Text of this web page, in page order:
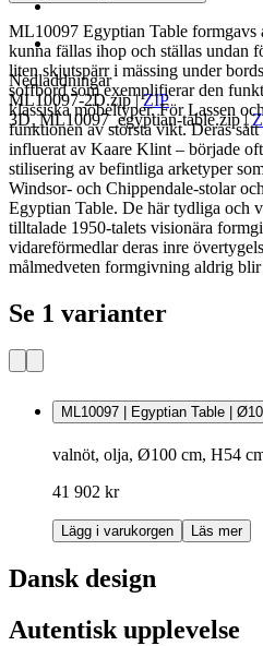
Nedladdningar
ML10097-2D.zip|ZIP
3D_ML10097_egyptian-table.zip|
ML10097 Egyptian Table formgavs
kunna fällas ihop och ställas undan
liten skjutspärr i mässing under
soffbord som exemplifierar den
klassiska möbeltyper. För Lassen
funktionen av största vikt. Deras
influerat av Kaare Klint – började
stilisering av befintliga arketyper
Windsor- och Chippendale-stolar
Egyptian Table. De här tydliga och
tilltalade 1950-talets visionära
vidareförmedlar deras inre
målmedveten formgivning aldrig blir
Se 1 varianter
ML10097 | Egyptian Table |
valnöt, olja, Ø100 cm, H54
41 902 kr
Lägg i varukorgen Läs mer
Dansk design
Autentisk upplevelse